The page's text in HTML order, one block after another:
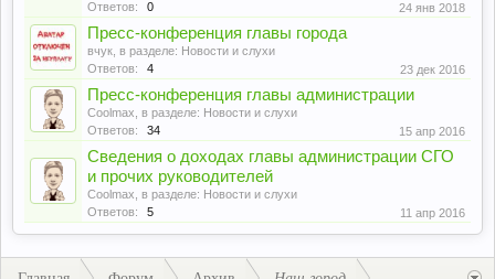
Ответов:
0 24 янв 2018
Пресс-конференция главы города
вчук , в разделе: Новости и слухи
Ответов:
4 23 дек 2016
Пресс-конференция главы администрации
Coolmax , в разделе: Новости и слухи
Ответов:
34 15 апр 2016
Сведения о доходах главы администрации СГО
и прочих руководителей
Coolmax , в разделе: Новости и слухи
Ответов:
5 11 апр 2016